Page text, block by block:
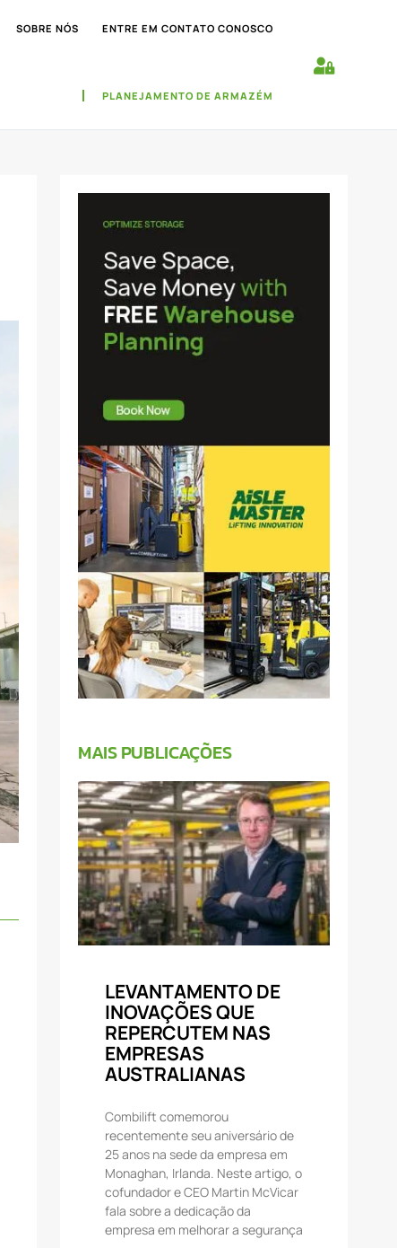
SOBRE NÓS ENTRE EM CONTATO CONOSCO
PLANEJAMENTO DE ARMAZÉM
MAIS PUBLICAÇÕES
LEVANTAMENTO DE
INOVAÇÕES QUE
REPERCUTEM NAS
EMPRESAS
AUSTRALIANAS
Combilift comemorou
recentemente seu aniversário de
25 anos na sede da empresa em
Monaghan, Irlanda. Neste artigo, o
cofundador e CEO Martin McVicar
fala sobre a dedicação da
empresa em melhorar a segurança